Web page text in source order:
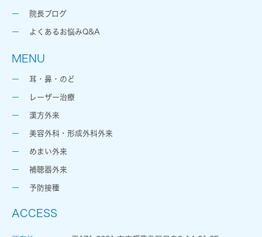
院長ブログ
よくあるお悩みQ&A
MENU
耳・鼻・のど
レーザー治療
漢方外来
美容外科・形成外科外来
めまい外来
補聴器外来
予防接種
ACCESS